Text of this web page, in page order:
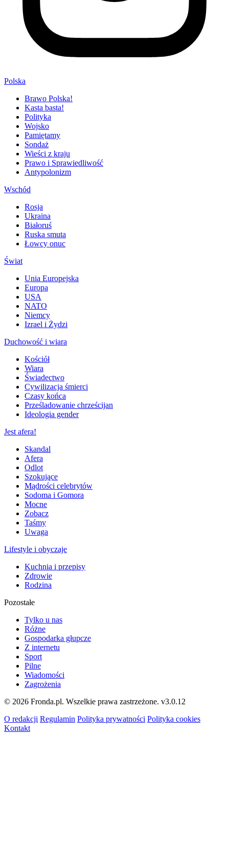
Polska
Brawo Polska!
Kasta basta!
Polityka
Wojsko
Pamiętamy
Sondaż
Wieści z kraju
Prawo i Sprawiedliwość
Antypolonizm
Wschód
Rosja
Ukraina
Białoruś
Ruska smuta
Łowcy onuc
Świat
Unia Europejska
Europa
USA
NATO
Niemcy
Izrael i Żydzi
Duchowość i wiara
Kościół
Wiara
Świadectwo
Cywilizacja śmierci
Czasy końca
Prześladowanie chrześcijan
Ideologia gender
Jest afera!
Skandal
Afera
Odlot
Szokujące
Mądrości celebrytów
Sodoma i Gomora
Mocne
Zobacz
Taśmy
Uwaga
Lifestyle i obyczaje
Kuchnia i przepisy
Zdrowie
Rodzina
Pozostałe
Tylko u nas
Różne
Gospodarka głupcze
Z internetu
Sport
Pilne
Wiadomości
Zagrożenia
© 2026 Fronda.pl. Wszelkie prawa zastrzeżone. v3.0.12
O redakcji Regulamin Polityka prywatności Polityka cookies
Kontakt